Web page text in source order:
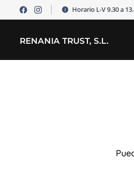
Horario L-V 9.30 a
RENANIA TRUST, S.L.